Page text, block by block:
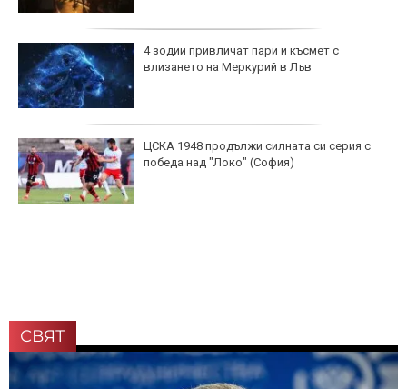
4 зодии привличат пари и късмет с
влизането на Меркурий в Лъв
ЦСКА 1948 продължи силната си серия с
победа над "Локо" (София)
СВЯТ